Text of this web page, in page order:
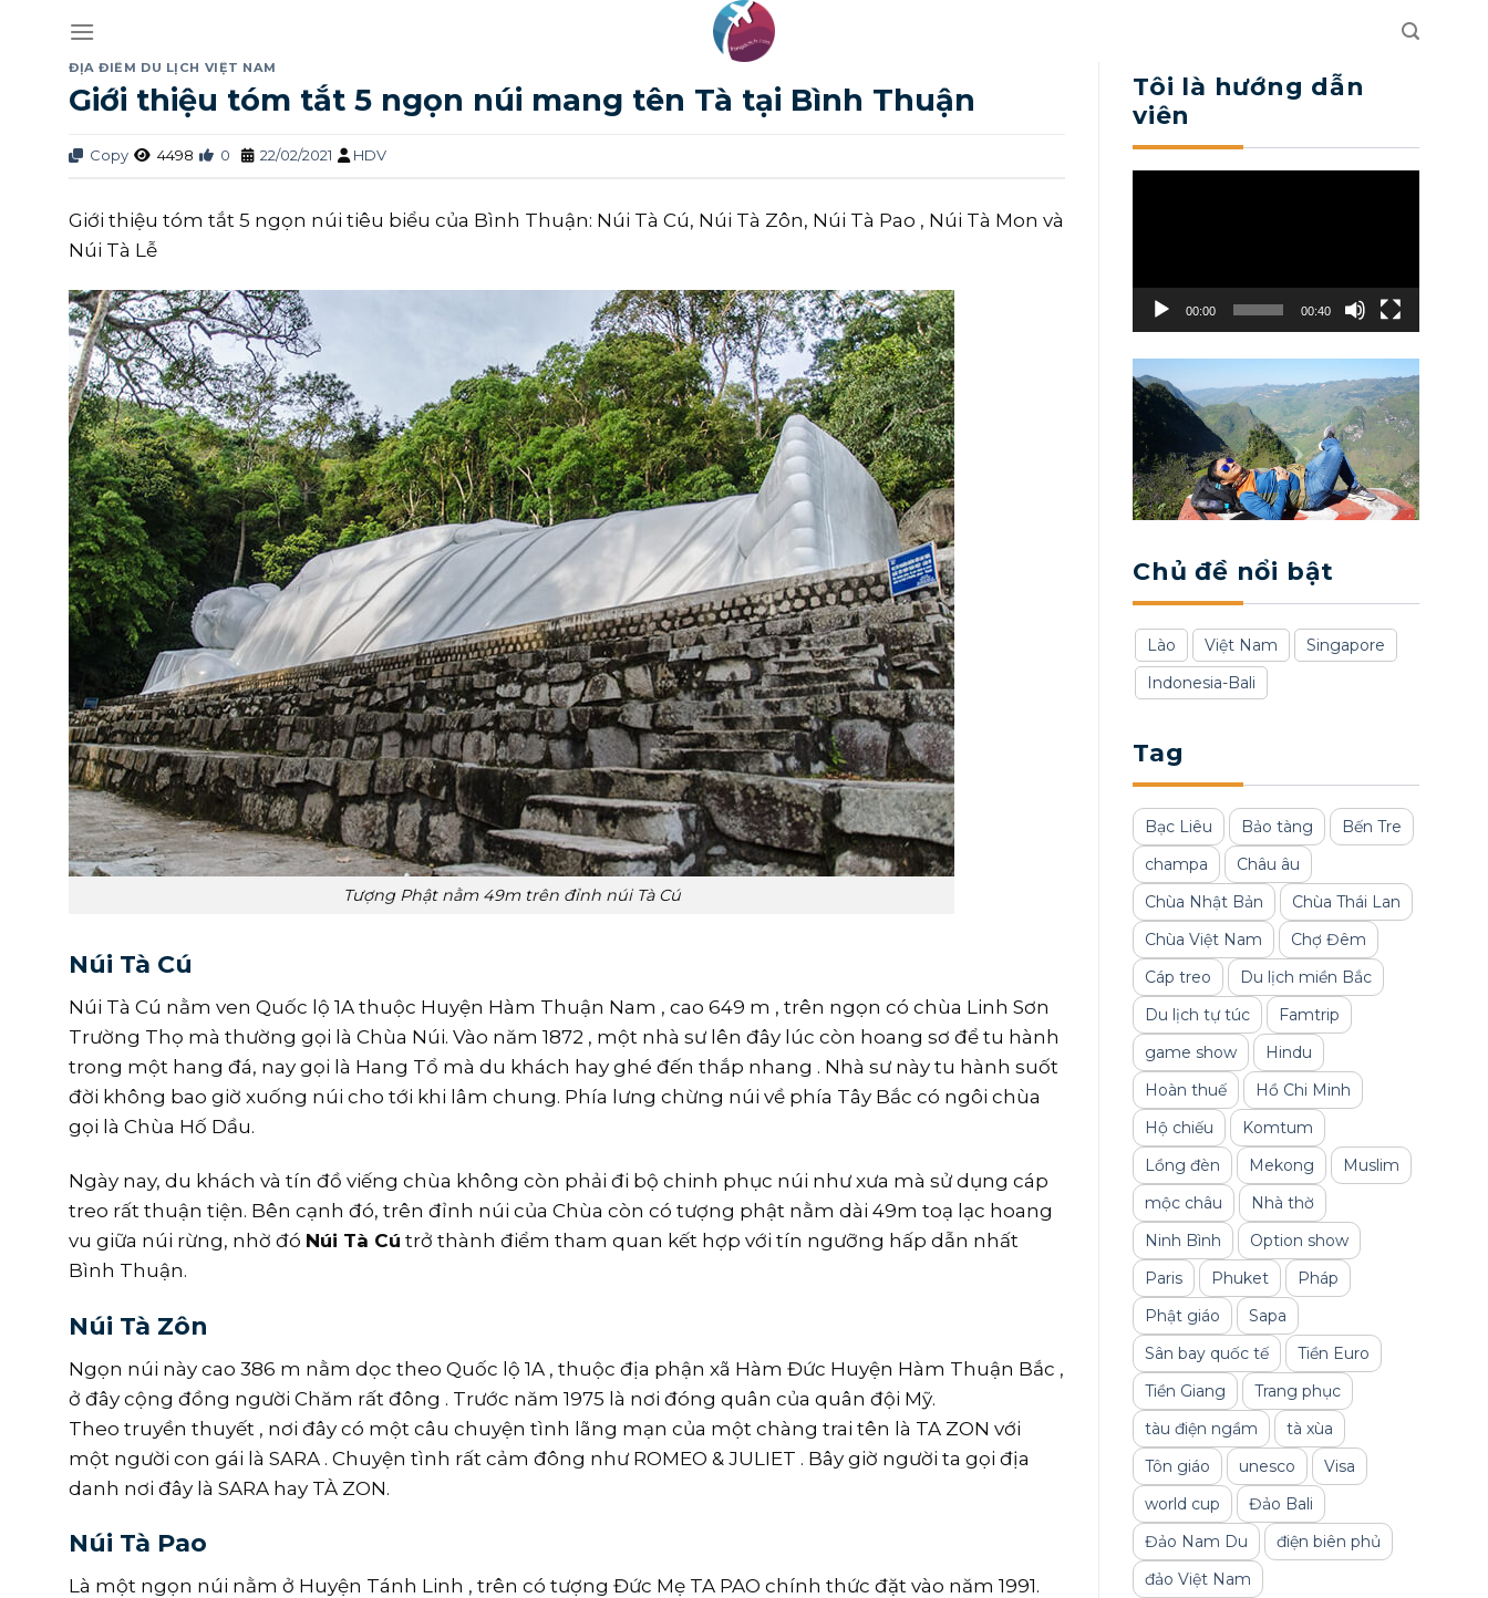
contentĐỊA ĐIỂM DU LỊCH VIỆT NAM
Giới thiệu tóm tắt 5 ngọn núi mang tên Tà tại Bình Thuận
Copy 4498 0 22/02/2021 HDV
Giới thiệu tóm tắt 5 ngọn núi tiêu biểu của Bình Thuận: Núi Tà Cú, Núi Tà Zôn, Núi Tà Pao , Núi Tà Mon và
Núi Tà Lễ
Tượng Phật nằm 49m trên đỉnh núi Tà Cú
Núi Tà Cú
Núi Tà Cú nằm ven Quốc lộ 1A thuộc Huyện Hàm Thuận Nam , cao 649 m , trên ngọn có chùa Linh Sơn
Trường Thọ mà thường gọi là Chùa Núi. Vào năm 1872 , một nhà sư lên đây lúc còn hoang sơ để tu hành
trong một hang đá, nay gọi là Hang Tổ mà du khách hay ghé đến thắp nhang . Nhà sư này tu hành suốt
đời không bao giờ xuống núi cho tới khi lâm chung. Phía lưng chừng núi về phía Tây Bắc có ngôi chùa
gọi là Chùa Hố Dầu.
Ngày nay, du khách và tín đồ viếng chùa không còn phải đi bộ chinh phục núi như xưa mà sử dụng cáp
treo rất thuận tiện. Bên cạnh đó, trên đỉnh núi của Chùa còn có tượng phật nằm dài 49m toạ lạc hoang
vu giữa núi rừng, nhờ đó Núi Tà Cú trở thành điểm tham quan kết hợp với tín ngưỡng hấp dẫn nhất
Bình Thuận.
Núi Tà Zôn
Ngọn núi này cao 386 m nằm dọc theo Quốc lộ 1A , thuộc địa phận xã Hàm Đức Huyện Hàm Thuận Bắc ,
ở đây cộng đồng người Chăm rất đông . Trước năm 1975 là nơi đóng quân của quân đội Mỹ.
Theo truyền thuyết , nơi đây có một câu chuyện tình lãng mạn của một chàng trai tên là TA ZON với
một người con gái là SARA . Chuyện tình rất cảm đông như ROMEO & JULIET . Bây giờ người ta gọi địa
danh nơi đây là SARA hay TÀ ZON.
Núi Tà Pao
Là một ngọn núi nằm ở Huyện Tánh Linh , trên có tượng Đức Mẹ TA PAO chính thức đặt vào năm 1991.
Tôi là hướng dẫn
viên
00:00 00:40
Chủ đề nổi bật
Lào Việt Nam
Singapore
Indonesia-Bali
Tag
Bạc Liêu Bảo tàng
Bến Tre
champa
Châu âu
Chùa Nhật Bản
Chùa Thái Lan
Chùa Việt Nam
Chợ Đêm
Cáp treo
Du lịch miền Bắc
Du lịch tự túc
Famtrip
game show
Hindu
Hoàn thuế
Hồ Chi Minh
Hộ chiếu
Komtum
Lồng đèn
Mekong
Muslim
mộc châu
Nhà thờ
Ninh Bình
Option show
Paris
Phuket
Pháp
Phật giáo
Sapa
Sân bay quốc tế
Tiền Euro
Tiền Giang
Trang phục
tàu điện ngầm
tà xùa
Tôn giáo
unesco
Visa
world cup
Đảo Bali
Đảo Nam Du
điện biên phủ
đảo Việt Nam